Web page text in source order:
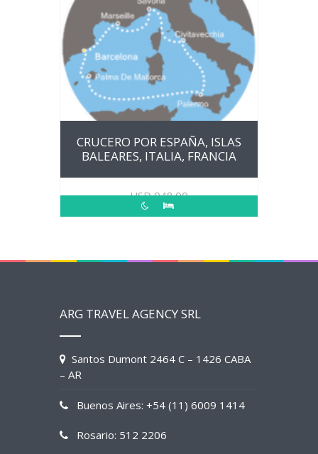
CRUCERO POR ESPAÑA, ISLAS
BALEARES, ITALIA, FRANCIA
USD948.00
ARG TRAVEL AGENCY SRL
Santos Dumont 2464 C – 1426 CABA
– AR
Buenos Aires: +54 (11) 6009 1414
Rosario: 512 2206